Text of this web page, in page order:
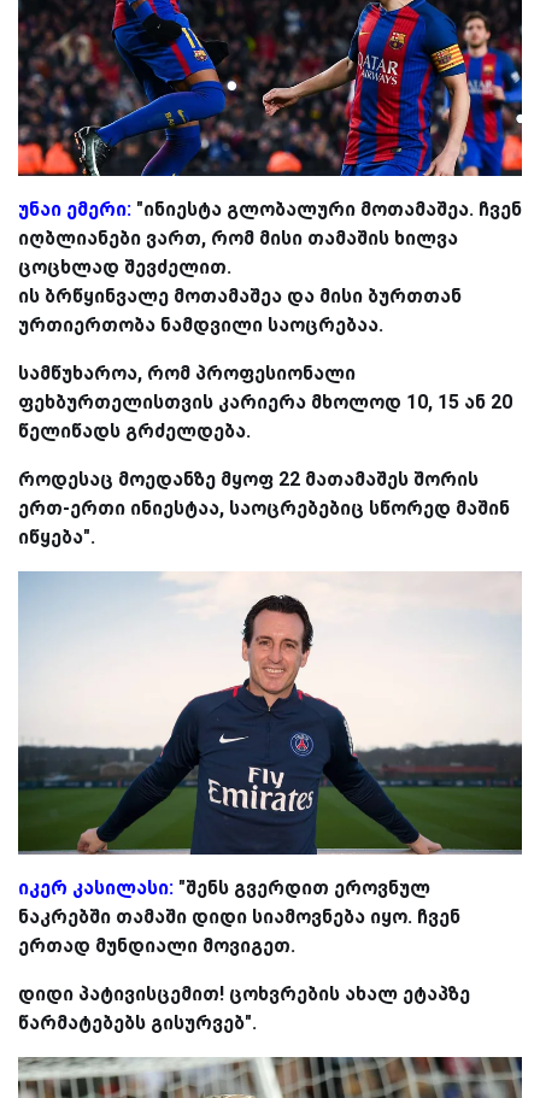
უნაი ემერი: "ინიესტა გლობალური მოთამაშეა. ჩვენ
იღბლიანები ვართ, რომ მისი თამაშის ხილვა
ცოცხლად შევძელით.
ის ბრწყინვალე მოთამაშეა და მისი ბურთთან
ურთიერთობა ნამდვილი საოცრებაა.
სამწუხაროა, რომ პროფესიონალი
ფეხბურთელისთვის კარიერა მხოლოდ 10, 15 ან 20
წელიწადს გრძელდება.
როდესაც მოედანზე მყოფ 22 მათამაშეს შორის
ერთ-ერთი ინიესტაა, საოცრებებიც სწორედ მაშინ
იწყება".
იკერ კასილასი: "შენს გვერდით ეროვნულ
ნაკრებში თამაში დიდი სიამოვნება იყო. ჩვენ
ერთად მუნდიალი მოვიგეთ.
დიდი პატივისცემით! ცოხვრების ახალ ეტაპზე
წარმატებებს გისურვებ".